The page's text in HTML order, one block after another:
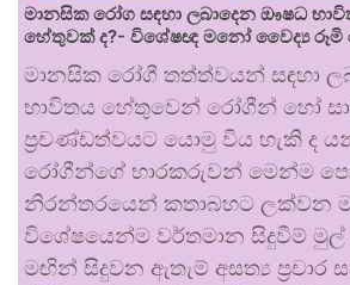
මානසික රෝග සඳහා ලබාදෙන ඖෂධ
හේතුවක් ද?- විශේෂඥ මනෝ වෛද්‍ය
මානසික රෝගී තත්ත්වයන් සඳහා
භාවිතය හේතුවෙන් රෝගීන් හෝ
ප්‍රචණ්ඩත්වයට යොමු විය හැකි ද
රෝගීන්ගේ භාරකරුවන් මෙන්ම
නිරන්තරයෙන් කතාබහට ලක්වන
විශේෂයෙන්ම වර්තමාන සිදුවීම්
මඟින් සිදුවන ඇතැම් අසත්‍ය